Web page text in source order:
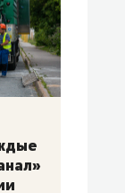
про
новый